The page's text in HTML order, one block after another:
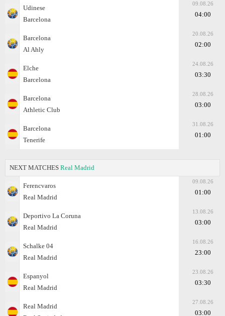
Udinese
Barcelona
09.08.26
04:00
Barcelona
Al Ahly
20.08.26
02:00
Elche
Barcelona
24.08.26
03:30
Barcelona
Athletic Club
28.08.26
03:00
Barcelona
Tenerife
31.08.26
01:00
NEXT MATCHES Real Madrid
Ferencvaros
Real Madrid
09.08.26
01:00
Deportivo La Coruna
Real Madrid
13.08.26
03:00
Schalke 04
Real Madrid
16.08.26
23:00
Espanyol
Real Madrid
23.08.26
03:30
Real Madrid
27.08.26
03:00